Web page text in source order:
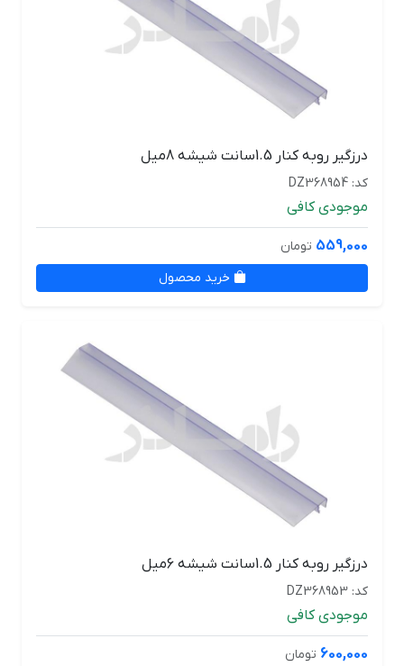
درزگیر روبه کنار 1.5سانت شیشه 8میل
کد: DZ368954
موجودی کافی
559,000 تومان
خرید محصول
درزگیر روبه کنار 1.5سانت شیشه 6میل
کد: DZ368953
موجودی کافی
600,000 تومان